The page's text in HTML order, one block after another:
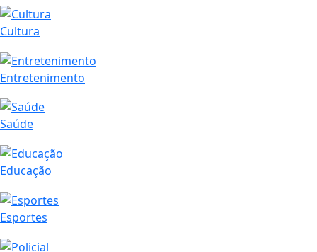
Cultura
Entretenimento
Saúde
Educação
Esportes